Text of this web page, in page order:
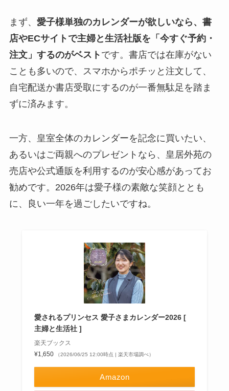
まず、 愛子様単独のカレンダーが欲しいなら、書
店やECサイトで主婦と生活社版を「今すぐ予約・
注文」するのがベスト です。書店では在庫がない
ことも多いので、スマホからポチッと注文して、
自宅配送か書店受取にするのが一番無駄足を踏ま
ずに済みます。
一方、皇室全体のカレンダーを記念に買いたい、
あるいはご両親へのプレゼントなら、皇居外苑の
売店や公式通販を利用するのが安心感があってお
勧めです。2026年は愛子様の素敵な笑顔ととも
に、良い一年を過ごしたいですね。
愛されるプリンセス 愛子さまカレンダー2026 [
主婦と生活社 ]
楽天ブックス
¥1,650
（2026/06/25 12:00時点 | 楽天市場調べ）
Amazon